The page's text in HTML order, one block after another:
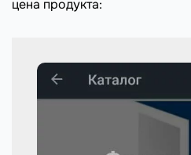
цена продукта: